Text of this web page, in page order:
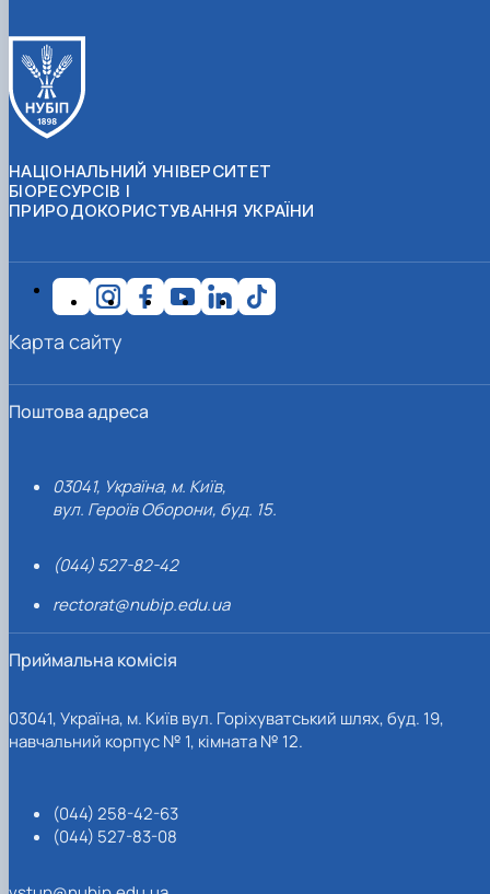
НАЦІОНАЛЬНИЙ УНІВЕРСИТЕТ
БІОРЕСУРСІВ І
ПРИРОДОКОРИСТУВАННЯ УКРАЇНИ
Поштова адреса
03041, Україна, м. Київ,
вул. Героїв Оборони, буд. 15.
(044) 527-82-42
rectorat@nubip.edu.ua
Приймальна комісія
03041, Україна, м. Київ вул. Горіхуватський шлях, буд. 19,
навчальний корпус № 1, кімната № 12.
(044) 258-42-63
(044) 527-83-08
Карта сайту